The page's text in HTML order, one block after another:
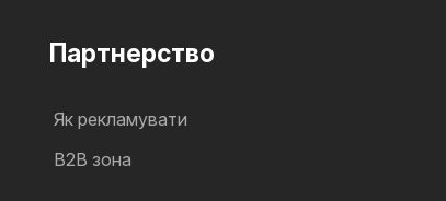
Партнерство
Як рекламувати
B2B зона